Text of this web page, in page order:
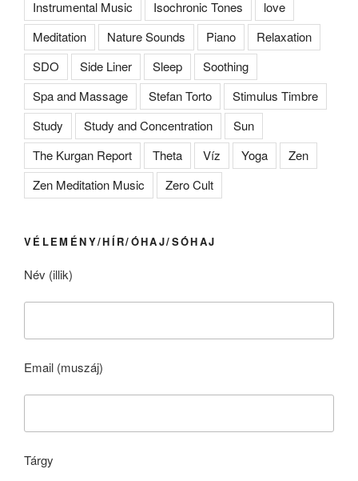
Instrumental Music Isochronic Tones
love
Meditation
Nature Sounds Piano
Relaxation
SDO
Side Liner Sleep
Soothing
Spa and Massage
Stefan Torto
Stimulus Timbre
Study
Study and Concentration
Sun
The Kurgan Report
Theta Víz Yoga
Zen
Zen Meditation Music
Zero Cult
VÉLEMÉNY/HÍR/ÓHAJ/SÓHAJ
Név (illik)
Email (muszáj)
Tárgy